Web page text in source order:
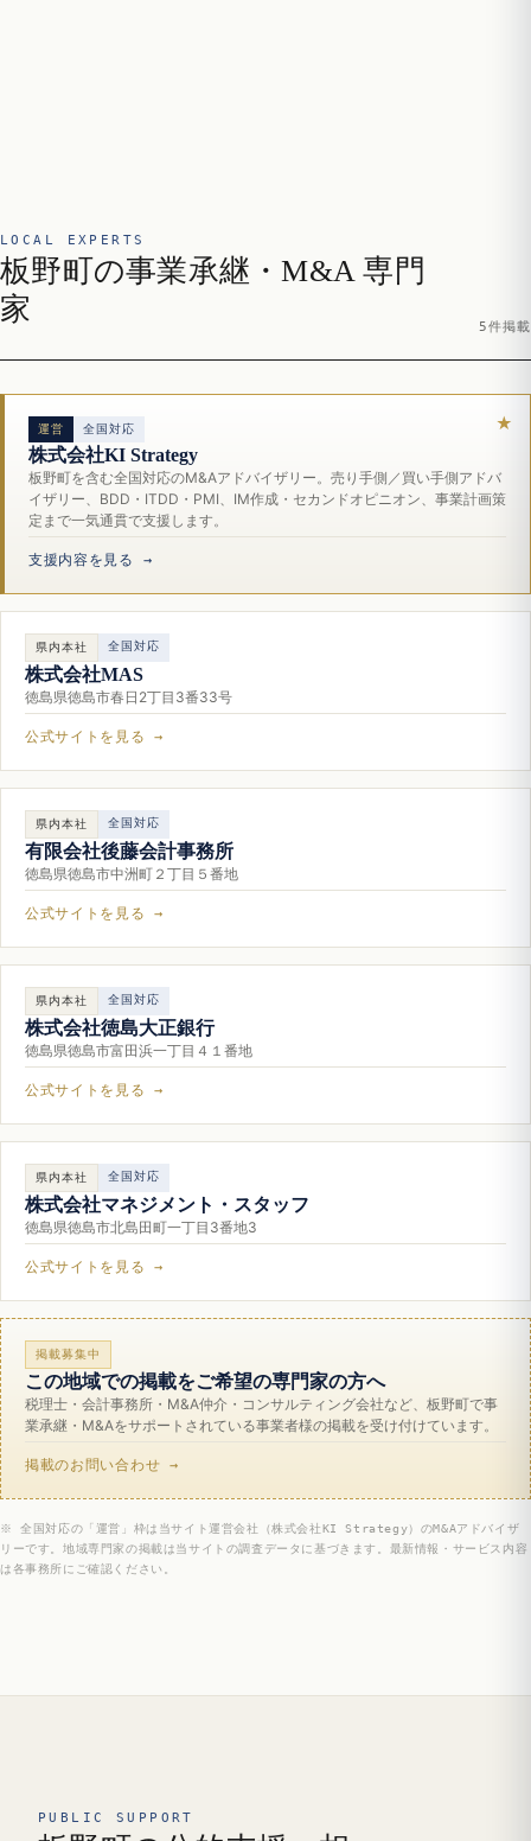
LOCAL EXPERTS
板野町の事業承継・M&A 専門
家
5件掲載
運営 全国対応
株式会社KI Strategy
板野町を含む全国対応のM&Aアドバイザリー。売り手側／買い手側アドバ
イザリー、BDD・ITDD・PMI、IM作成・セカンドオピニオン、事業計画策
定まで一気通貫で支援します。
支援内容を見る →
県内本社 全国対応
株式会社MAS
徳島県徳島市春日2丁目3番33号
公式サイトを見る →
県内本社 全国対応
有限会社後藤会計事務所
徳島県徳島市中洲町２丁目５番地
公式サイトを見る →
県内本社 全国対応
株式会社徳島大正銀行
徳島県徳島市富田浜一丁目４１番地
公式サイトを見る →
県内本社 全国対応
株式会社マネジメント・スタッフ
徳島県徳島市北島田町一丁目3番地3
公式サイトを見る →
掲載募集中
この地域での掲載をご希望の専門家の方へ
税理士・会計事務所・M&A仲介・コンサルティング会社など、板野町で事
業承継・M&Aをサポートされている事業者様の掲載を受け付けています。
掲載のお問い合わせ →
※ 全国対応の「運営」枠は当サイト運営会社（株式会社KI Strategy）のM&Aアドバイザ
リーです。地域専門家の掲載は当サイトの調査データに基づきます。最新情報・サービス内容
は各事務所にご確認ください。
PUBLIC SUPPORT